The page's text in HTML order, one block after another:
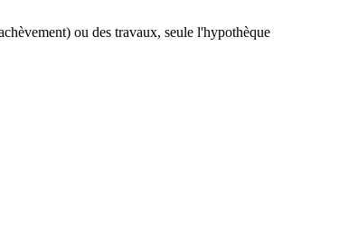
ou des travaux, seule l'hypothèque